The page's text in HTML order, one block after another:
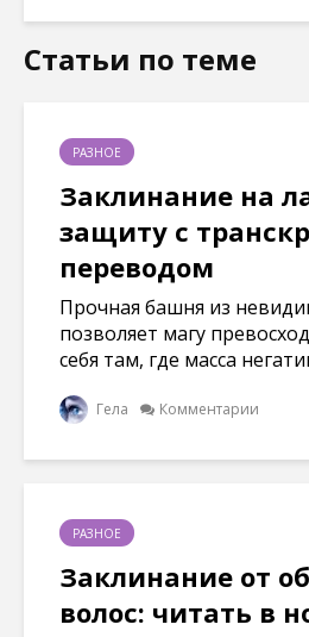
Статьи по теме
РАЗНОЕ
Заклинание на
защиту с
переводом
Прочная башня из
позволяет магу
себя там, где масса
Гела Комментарии
РАЗНОЕ
Заклинание от
волос: читать в